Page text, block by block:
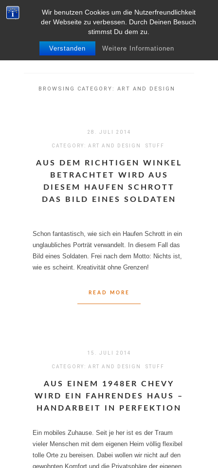
Wir benutzen Cookies um die Nutzerfreundlichkeit
der Webseite zu verbessen. Durch Deinen Besuch
stimmst Du dem zu.
Verstanden Weitere Informationen
MENU
BROWSING CATEGORY: ART AND DESIGN
28. JULI 2014
CATEGORY: ART AND DESIGN STUFF
AUS DEM RICHTIGEN WINKEL
BETRACHTET WIRD AUS
DIESEM HAUFEN SCHROTT
DAS BILD EINES SOLDATEN
Schon fantastisch, wie sich ein Haufen Schrott in ein
unglaubliches Porträt verwandelt. In diesem Fall das
Bild eines Soldaten. Frei nach dem Motto: Nichts ist,
wie es scheint. Kreativität ohne Grenzen!
READ MORE
15. JULI 2014
CATEGORY: ART AND DESIGN STUFF
AUS EINEM 1948ER CHEVY
WIRD EIN FAHRENDES HAUS –
HANDARBEIT IN PERFEKTION
Ein mobiles Zuhause. Seit je her ist es der Traum
vieler Menschen mit dem eigenen Heim völlig flexibel
tolle Orte zu bereisen. Dabei wollen wir nicht auf den
gewohnten Komfort und die Privatsphäre der eigenen